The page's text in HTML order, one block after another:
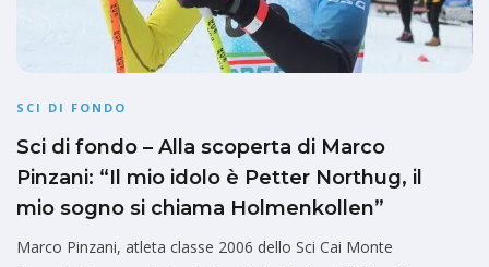
SCI DI FONDO
Sci di fondo – Alla scoperta di Marco
Pinzani: “Il mio idolo è Petter Northug, il
mio sogno si chiama Holmenkollen”
Marco Pinzani, atleta classe 2006 dello Sci Cai Monte